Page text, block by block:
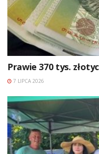
Prawie 370 tys.
7 LIPCA 2026